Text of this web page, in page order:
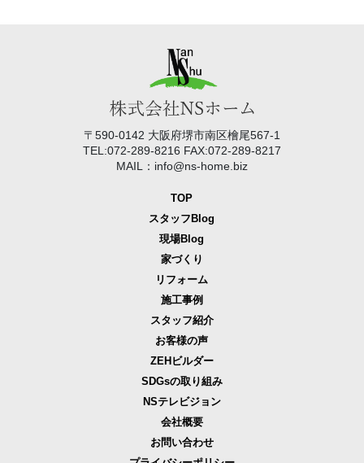
〒590-0142 大阪府堺市南区檜尾567-1
TEL:072-289-8216 FAX:072-289-8217
MAIL：info@ns-home.biz
TOP
スタッフBlog
現場Blog
家づくり
リフォーム
施工事例
スタッフ紹介
お客様の声
ZEHビルダー
SDGsの取り組み
NSテレビジョン
会社概要
お問い合わせ